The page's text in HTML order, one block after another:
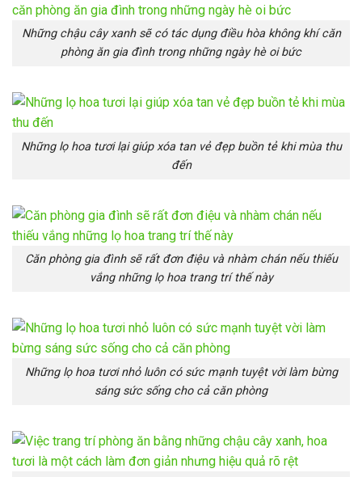
Những chậu cây xanh sẽ có tác dụng điều hòa không khí căn
phòng ăn gia đình trong những ngày hè oi bức
Những lọ hoa tươi lại giúp xóa tan vẻ đẹp buồn tẻ khi mùa thu
đến
Căn phòng gia đình sẽ rất đơn điệu và nhàm chán nếu thiếu
vắng những lọ hoa trang trí thế này
Những lọ hoa tươi nhỏ luôn có sức mạnh tuyệt vời làm bừng
sáng sức sống cho cả căn phòng